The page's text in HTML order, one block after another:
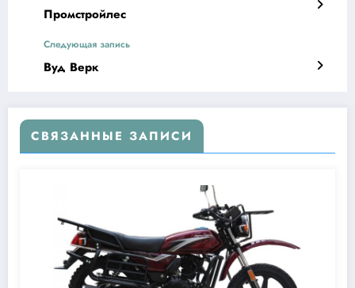
Промстройлес
Следующая запись
Вуд Верк
СВЯЗАННЫЕ ЗАПИСИ